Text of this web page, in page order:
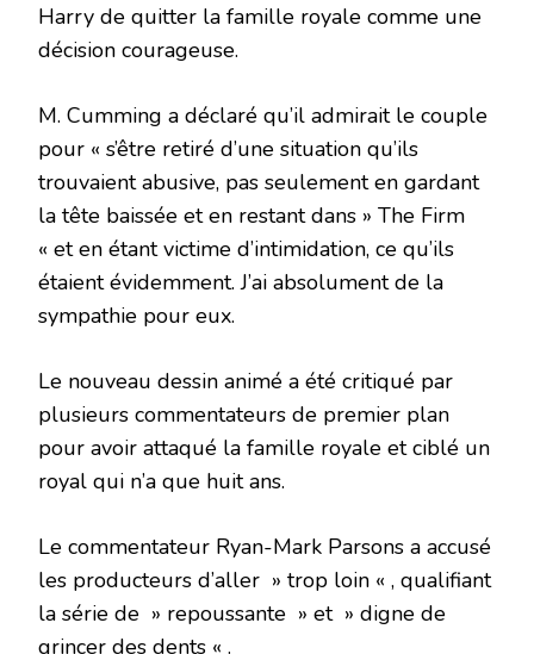
Harry de quitter la famille royale comme une
décision courageuse.
M. Cumming a déclaré qu’il admirait le couple
pour « s’être retiré d’une situation qu’ils
trouvaient abusive, pas seulement en gardant
la tête baissée et en restant dans » The Firm
« et en étant victime d’intimidation, ce qu’ils
étaient évidemment. J’ai absolument de la
sympathie pour eux.
Le nouveau dessin animé a été critiqué par
plusieurs commentateurs de premier plan
pour avoir attaqué la famille royale et ciblé un
royal qui n’a que huit ans.
Le commentateur Ryan-Mark Parsons a accusé
les producteurs d’aller » trop loin « , qualifiant
la série de » repoussante » et » digne de
grincer des dents « .